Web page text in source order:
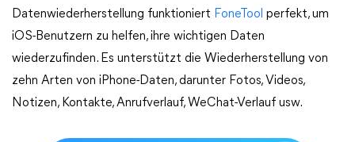
Datenwiederherstellung funktioniert FoneTool perfekt, um
iOS-Benutzern zu helfen, ihre wichtigen Daten
wiederzufinden. Es unterstützt die Wiederherstellung von
zehn Arten von iPhone-Daten, darunter Fotos, Videos,
Notizen, Kontakte, Anrufverlauf, WeChat-Verlauf usw.